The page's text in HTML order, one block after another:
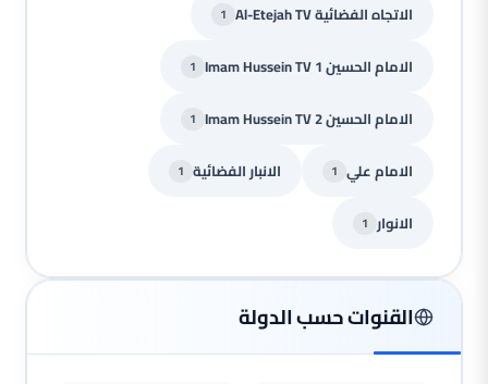
الاتجاه الفضائية Al-Etejah TV 1
الامام الحسين Imam Hussein TV 1 1
الامام الحسين Imam Hussein TV 2 1
الامام علي 1 الانبار الفضائية 1
الانوار 1
القنوات حسب الدولة